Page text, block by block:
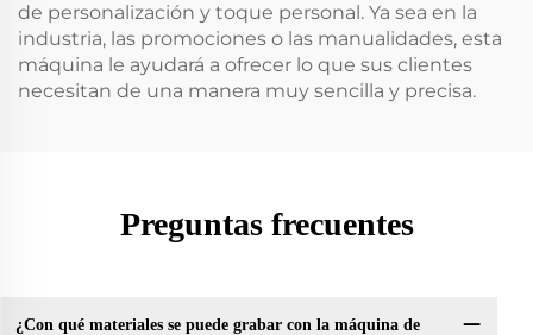
de personalización y toque personal. Ya sea en la
industria, las promociones o las manualidades, esta
máquina le ayudará a ofrecer lo que sus clientes
necesitan de una manera muy sencilla y precisa.
Preguntas frecuentes
¿Con qué materiales se puede grabar con la máquina de